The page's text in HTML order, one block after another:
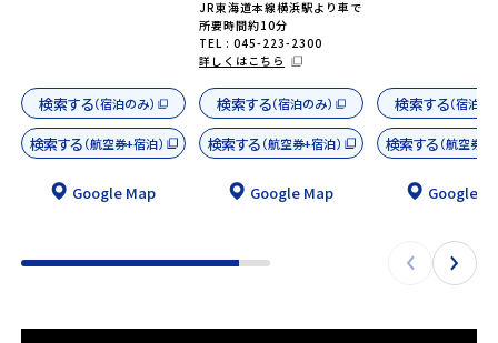
検索する（宿泊のみ）
検索する（航空券+宿泊）
Google Map
JR東海道本線横浜駅より車で
所要時間約10分
TEL : 045-223-2300
詳しくはこちら
検索する（宿泊のみ）
検索する（航空券+宿泊）
Google Map
検索する（宿泊の
検索する（航空券+
Google